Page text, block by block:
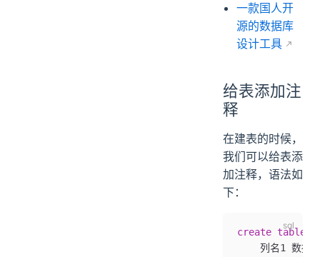
一款国人开
源的数据库
设计工具
给表添加注
释
在建表的时候，
我们可以给表添
加注释，语法如
下：
create table
列名1 数据